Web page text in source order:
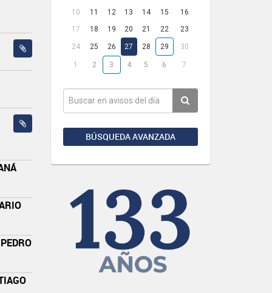
10
11 12 13 14 15
16
17
18 19 20 21 22 23
24 25 26 27 28 29 30
1 2 3 4 5 6 7
BÚSQUEDA AVANZADA